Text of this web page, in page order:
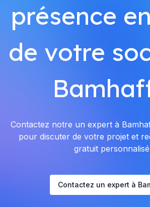
présence
de votre
Contactez notre un expert à
pour discuter de votre projet et
gratuit
Contactez un expert à